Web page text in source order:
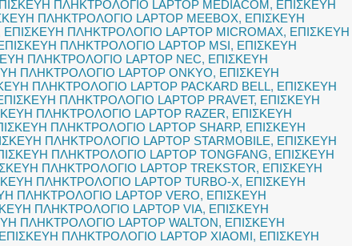
ΠΛΗΚΤΡΟΛΟΓΙΟ LAPTOP MEDIACOM, ΕΠΙΣΚΕΥΗ
ΠΛΗΚΤΡΟΛΟΓΙΟ LAPTOP MEEBOX, ΕΠΙΣΚΕΥΗ
ΕΠΙΣΚΕΥΗ ΠΛΗΚΤΡΟΛΟΓΙΟ LAPTOP MICROMAX, ΕΠΙΣΚΕΥΗ
ΠΛΗΚΤΡΟΛΟΓΙΟ LAPTOP MSI, ΕΠΙΣΚΕΥΗ
ΠΛΗΚΤΡΟΛΟΓΙΟ LAPTOP NEC, ΕΠΙΣΚΕΥΗ
ΠΛΗΚΤΡΟΛΟΓΙΟ LAPTOP ONKYO, ΕΠΙΣΚΕΥΗ
ΠΛΗΚΤΡΟΛΟΓΙΟ LAPTOP PACKARD BELL, ΕΠΙΣΚΕΥΗ
ΠΛΗΚΤΡΟΛΟΓΙΟ LAPTOP PRAVET, ΕΠΙΣΚΕΥΗ
ΠΛΗΚΤΡΟΛΟΓΙΟ LAPTOP RAZER, ΕΠΙΣΚΕΥΗ
ΠΛΗΚΤΡΟΛΟΓΙΟ LAPTOP SHARP, ΕΠΙΣΚΕΥΗ
ΠΛΗΚΤΡΟΛΟΓΙΟ LAPTOP STARMOBILE, ΕΠΙΣΚΕΥΗ
ΠΛΗΚΤΡΟΛΟΓΙΟ LAPTOP TONGFANG, ΕΠΙΣΚΕΥΗ
ΠΛΗΚΤΡΟΛΟΓΙΟ LAPTOP TREKSTOR, ΕΠΙΣΚΕΥΗ
ΠΛΗΚΤΡΟΛΟΓΙΟ LAPTOP TURBO-X, ΕΠΙΣΚΕΥΗ
ΠΛΗΚΤΡΟΛΟΓΙΟ LAPTOP VERO, ΕΠΙΣΚΕΥΗ
ΠΛΗΚΤΡΟΛΟΓΙΟ LAPTOP VIA, ΕΠΙΣΚΕΥΗ
ΠΛΗΚΤΡΟΛΟΓΙΟ LAPTOP WALTON, ΕΠΙΣΚΕΥΗ
ΕΠΙΣΚΕΥΗ ΠΛΗΚΤΡΟΛΟΓΙΟ LAPTOP XIAOMI, ΕΠΙΣΚΕΥΗ